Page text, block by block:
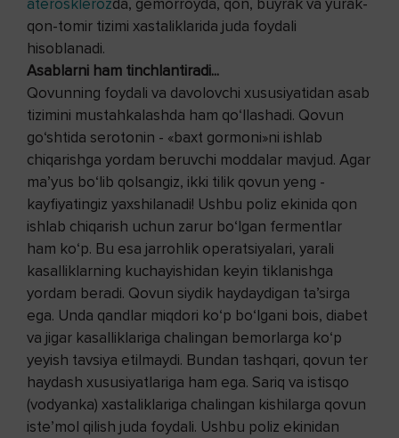
aterosklerozda, gemorroyda, qon, buyrak va yurak-
qon-tomir tizimi xastaliklarida juda foydali
hisoblanadi.
Asablarni ham tinchlantiradi...
Qovunning foydali va davolovchi xususiyatidan asab
tizimini mustahkalashda ham qo‘llashadi. Qovun
go‘shtida serotonin - «baxt gormoni»ni ishlab
chiqarishga yordam beruvchi moddalar mavjud. Agar
ma’yus bo‘lib qolsangiz, ikki tilik qovun yeng -
kayfiyatingiz yaxshilanadi! Ushbu poliz ekinida qon
ishlab chiqarish uchun zarur bo‘lgan fermentlar
ham ko‘p. Bu esa jarrohlik operatsiyalari, yarali
kasalliklarning kuchayishidan keyin tiklanishga
yordam beradi. Qovun siydik haydaydigan ta’sirga
ega. Unda qandlar miqdori ko‘p bo‘lgani bois, diabet
va jigar kasalliklariga chalingan bemorlarga ko‘p
yeyish tavsiya etilmaydi. Bundan tashqari, qovun ter
haydash xususiyatlariga ham ega. Sariq va istisqo
(vodyanka) xastaliklariga chalingan kishilarga qovun
iste’mol qilish juda foydali. Ushbu poliz ekinidan